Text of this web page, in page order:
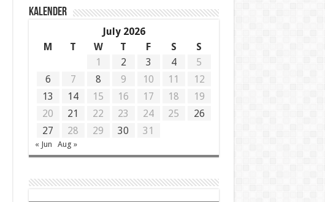
KALENDER
July 2026
M
T W T F S
S
1
2 3 4
5
6
7 8 9 10 11
12
13
14 15 16 17 18
19
20
21 22 23 24 25
26
27
28 29 30 31
« Jun Aug »